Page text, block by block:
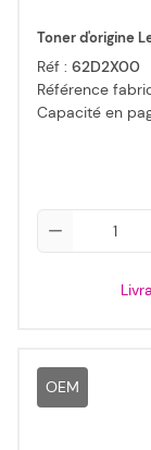
Toner d'origine
Réf : 62D2X00
Référence
Capacité en
OEM